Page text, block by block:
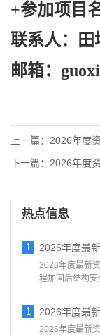
+参加项目
联系人：田
邮箱：
上一篇： 2026年度
下一篇： 2026年度
热点信息
1 2026年度最
2026年度最新
程加固后结构
1 2026年度最
2026年度最新